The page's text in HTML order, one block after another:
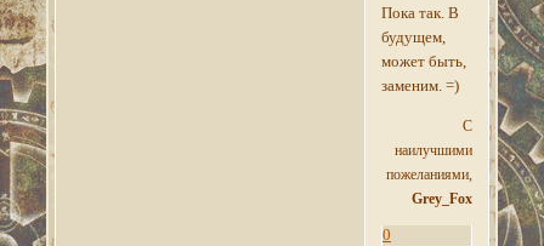
Пока так. В
будущем,
может быть,
заменим. =)
С
наилучшими
пожеланиями,
Grey_Fox
0